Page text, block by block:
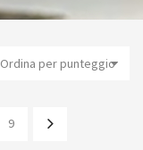
Ordina per punteggio
9